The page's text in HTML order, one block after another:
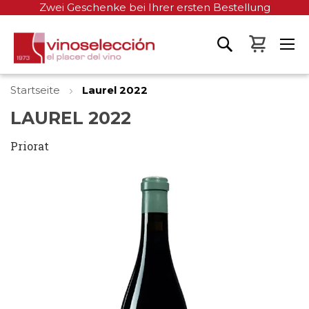
Zwei Geschenke bei Ihrer ersten Bestellung
Mein
Startseite Laurel 2022
LAUREL 2022
Priorat